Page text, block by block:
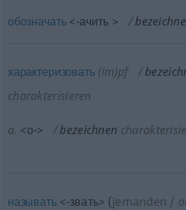
обозначать<-ачить >
характеризовать(im)pf
charakterisieren
a. <о-> bezeichnen
называть<-звать> (jemanden /